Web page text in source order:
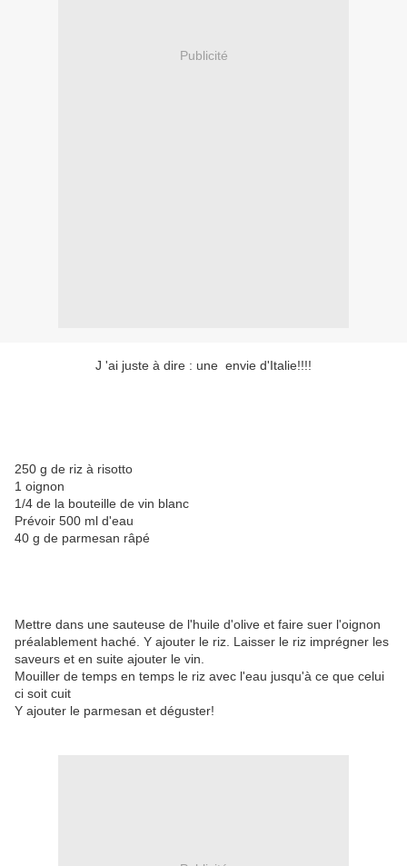
Publicité
J 'ai juste à dire : une envie d'Italie!!!!
250 g de riz à risotto
1 oignon
1/4 de la bouteille de vin blanc
Prévoir 500 ml d'eau
40 g de parmesan râpé
Mettre dans une sauteuse de l'huile d'olive et faire suer l'oignon
préalablement haché. Y ajouter le riz. Laisser le riz imprégner les
saveurs et en suite ajouter le vin.
Mouiller de temps en temps le riz avec l'eau jusqu'à ce que celui
ci soit cuit
Y ajouter le parmesan et déguster!